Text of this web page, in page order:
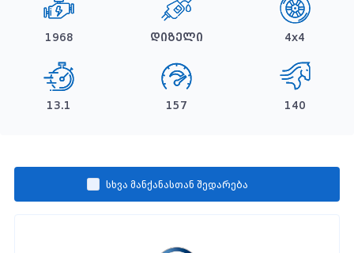
1968 დიზელი 4x4
13.1 157 140
სხვა მანქანასთან შედარება